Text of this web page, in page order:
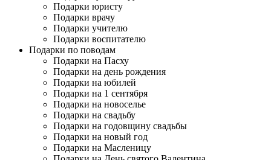
Подарки юристу
Подарки врачу
Подарки учителю
Подарки воспитателю
Подарки по поводам
Подарки на Пасху
Подарки на день рождения
Подарки на юбилей
Подарки на 1 сентября
Подарки на новоселье
Подарки на свадьбу
Подарки на годовщину свадьбы
Подарки на новый год
Подарки на Масленицу